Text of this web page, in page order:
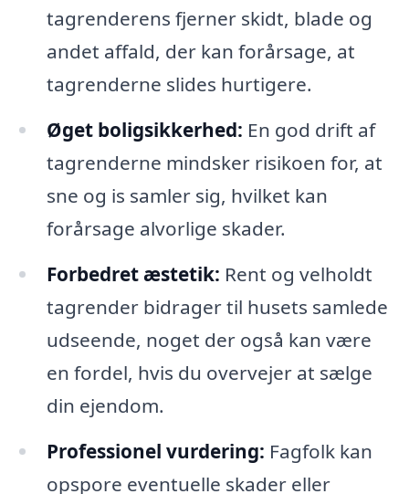
tagrenderens fjerner skidt, blade og
andet affald, der kan forårsage, at
tagrenderne slides hurtigere.
Øget boligsikkerhed: En god drift af
tagrenderne mindsker risikoen for, at
sne og is samler sig, hvilket kan
forårsage alvorlige skader.
Forbedret æstetik: Rent og velholdt
tagrender bidrager til husets samlede
udseende, noget der også kan være
en fordel, hvis du overvejer at sælge
din ejendom.
Professionel vurdering: Fagfolk kan
opspore eventuelle skader eller